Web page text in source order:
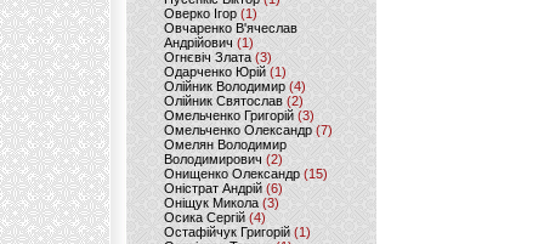
Оверко Ігор (1)
Овчаренко В'ячеслав
Андрійович(1)
Огнєвіч Злата (3)
Одарченко Юрій(1)
Олійник Володимир (4)
Олійник Святослав (2)
Омельченко Григорій (3)
Омельченко Олександр(7)
Омелян Володимир
Володимирович (2)
Онищенко Олександр (15)
Оністрат Андрій (6)
Оніщук Микола (3)
Осика Сергій(4)
Остафійчук Григорій(1)